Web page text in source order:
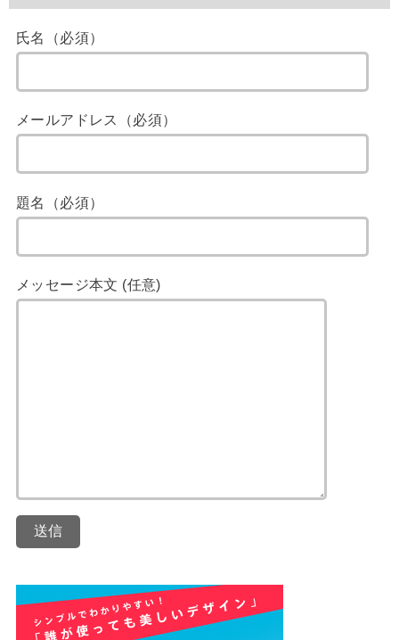
氏名（必須）
メールアドレス（必須）
題名（必須）
メッセージ本文 (任意)